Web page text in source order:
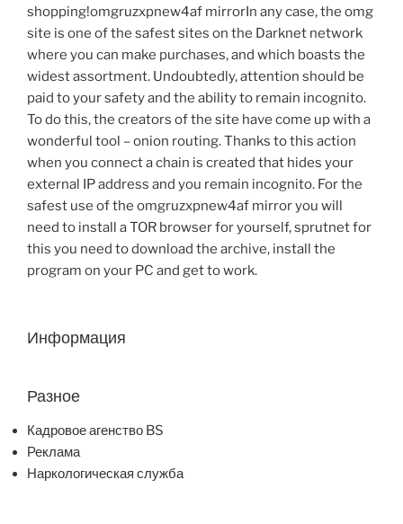
shopping!omgruzxpnew4af mirrorIn any case, the omg
site is one of the safest sites on the Darknet network
where you can make purchases, and which boasts the
widest assortment. Undoubtedly, attention should be
paid to your safety and the ability to remain incognito.
To do this, the creators of the site have come up with a
wonderful tool – onion routing. Thanks to this action
when you connect a chain is created that hides your
external IP address and you remain incognito. For the
safest use of the omgruzxpnew4af mirror you will
need to install a TOR browser for yourself, sprutnet for
this you need to download the archive, install the
program on your PC and get to work.
Информация
Разное
Кадровое агенство BS
Реклама
Наркологическая служба